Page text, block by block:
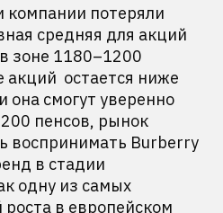
компании потеряли
средняя для акций
зоне 1180–1200
акций остается ниже
она смогут уверенно
пенсов, рынок
воспринимать Burberry
в стадии
одну из самых
в европейском